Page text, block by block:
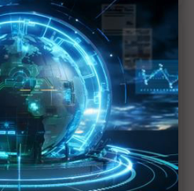
貨比創高 村田示警全球AI基
提前售罄 買家「祕而不